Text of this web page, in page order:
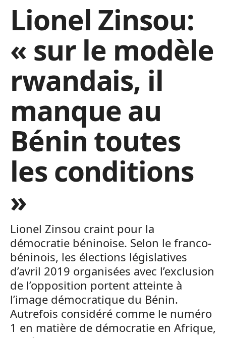
Lionel Zinsou:
« sur le modèle
rwandais, il
manque au
Bénin toutes
les conditions
»
Lionel Zinsou craint pour la
démocratie béninoise. Selon le franco-
béninois, les élections législatives
d’avril 2019 organisées avec l’exclusion
de l’opposition portent atteinte à
l’image démocratique du Bénin.
Autrefois considéré comme le numéro
1 en matière de démocratie en Afrique,